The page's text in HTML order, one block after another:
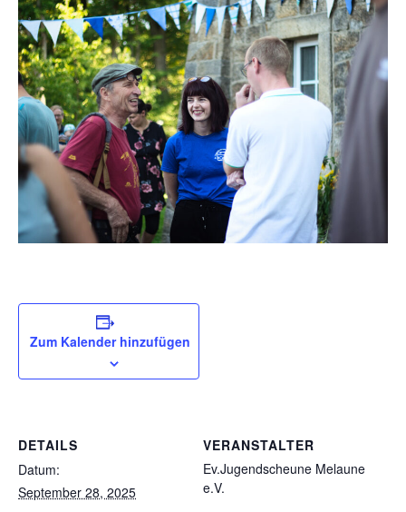
Zum Kalender hinzufügen
DETAILS
Datum:
September 28, 2025
VERANSTALTER
Ev.Jugendscheune Melaune
e.V.